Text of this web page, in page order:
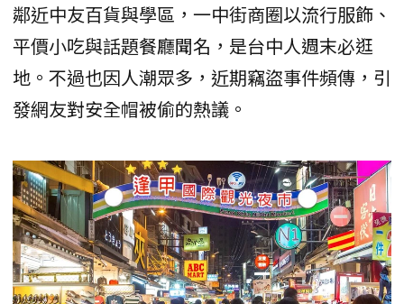
鄰近中友百貨與學區，一中街商圈以流行服飾、
平價小吃與話題餐廳聞名，是台中人週末必逛
地。不過也因人潮眾多，近期竊盜事件頻傳，引
發網友對安全帽被偷的熱議。